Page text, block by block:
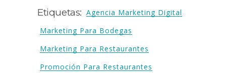
Etiquetas: Agencia Marketing Digital
Marketing Para Bodegas
Marketing Para Restaurantes
Promoción Para Restaurantes